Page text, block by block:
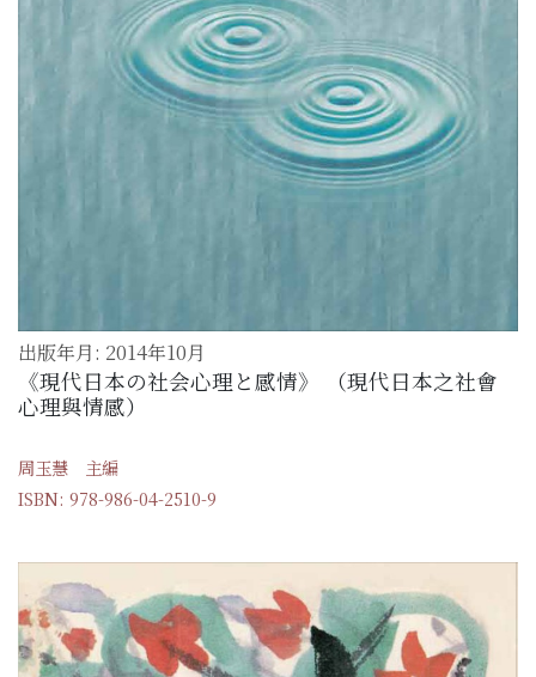
出版年月: 2014年10月
《現代日本の社会心理と感情》 （現代日本之社會
心理與情感）
周玉慧 主編
ISBN: 978-986-04-2510-9